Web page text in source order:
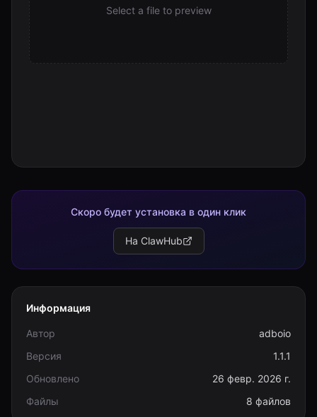
Select a file to preview
Скоро будет установка в один клик
На ClawHub
Информация
Автор
adboio
Версия
1.1.1
Обновлено
26 февр. 2026 г.
Файлы
8 файлов